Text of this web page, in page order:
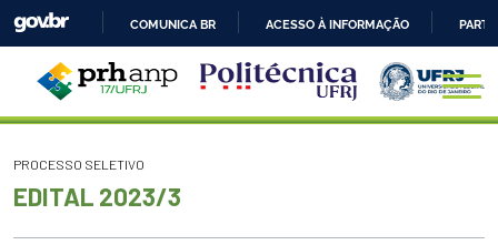
IR
PARA
O
COMUNICA BR ACESSO À INFORMAÇÃO
PROCESSO SELETIVO
EDITAL 2023/3